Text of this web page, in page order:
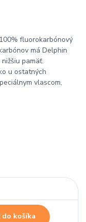
fluorokarbónový
má Delphin
pamäť.
u ostatných
vlascom,
do košíka